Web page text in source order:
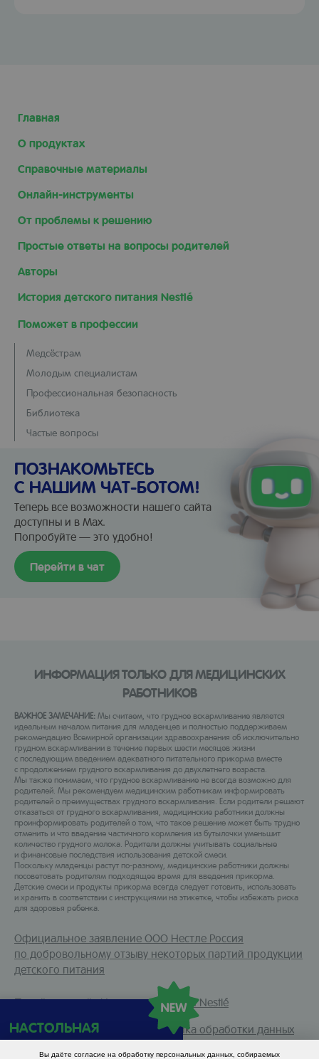
Вы даёте согласие на обработку персональных данных, собираемых
Главная
О продуктах
Справочные материалы
Онлайн-инструменты
От проблемы к решению
Простые ответы на вопросы родителей
Авторы
История детского питания Nestlé
Поможет в профессии
Медсёстрам
Молодым специалистам
Профессиональная безопасность
Библиотека
Частые вопросы
ПОЗНАКОМЬТЕСЬ
С НАШИМ ЧАТ-БОТОМ!
Теперь все возможности нашего сайта
доступны и в Max.
Попробуйте — это удобно!
Перейти в чат
ИНФОРМАЦИЯ ТОЛЬКО ДЛЯ МЕДИЦИНСКИХ
РАБОТНИКОВ
ВАЖНОЕ ЗАМЕЧАНИЕ:Мы считаем, что грудное вскармливание является
идеальным началом питания для младенцев и полностью поддерживаем
рекомендацию Всемирной организации здравоохранения об исключительно
грудном вскармливании в течение первых шести месяцев жизни
с последующим введением адекватного питательного прикорма вместе
с продолжением грудного вскармливания до двухлетнего возраста.
Мы также понимаем, что грудное вскармливание не всегда возможно для
родителей. Мы рекомендуем медицинским работникам информировать
родителей о преимуществах грудного вскармливания. Если родители решают
отказаться от грудного вскармливания, медицинские работники должны
проинформировать родителей о том, что такое решение может быть трудно
отменить и что введение частичного кормления из бутылочки уменьшит
количество грудного молока. Родители должны учитывать социальные
и финансовые последствия использования детской смеси.
Поскольку младенцы растут по-разному, медицинские работники должны
посоветовать родителям подходящее время для введения прикорма.
Детские смеси и продукты прикорма всегда следует готовить, использовать
и хранить в соответствии с инструкциями на этикетке, чтобы избежать риска
для здоровья ребенка.
Официальное заявление ООО Нестле Россия
по добровольному отзыву некоторых партий продукции
детского питания
Перейти на сайт Института питания Nestlé
Условия использования
Политика обработки данных
Политика использования cookie
Обратная связь
НАСТОЛЬНАЯ
ПАМЯТКА!